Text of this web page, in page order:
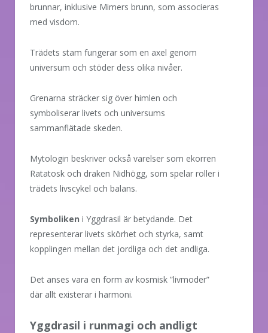
brunnar, inklusive Mimers brunn, som associeras
med visdom.
Trädets stam fungerar som en axel genom
universum och stöder dess olika nivåer.
Grenarna sträcker sig över himlen och
symboliserar livets och universums
sammanflätade skeden.
Mytologin beskriver också varelser som ekorren
Ratatosk och draken Nidhögg, som spelar roller i
trädets livscykel och balans.
Symboliken i Yggdrasil är betydande. Det
representerar livets skörhet och styrka, samt
kopplingen mellan det jordliga och det andliga.
Det anses vara en form av kosmisk ”livmoder”
där allt existerar i harmoni.
Yggdrasil i runmagi och andligt